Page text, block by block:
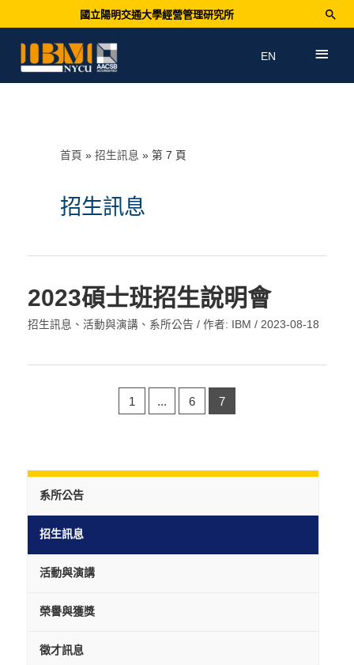
國立陽明交通大學經營管理研究所
EN
系所公告
招生訊息
活動與演講
榮譽與獲獎
徵才訊息
首頁 招生訊息 第 7 頁
招生訊息
2023碩士班招生說明會
招生訊息 、 活動與演講 、 系所公告 / 作者: IBM / 2023-08-18
1 ... 6 7